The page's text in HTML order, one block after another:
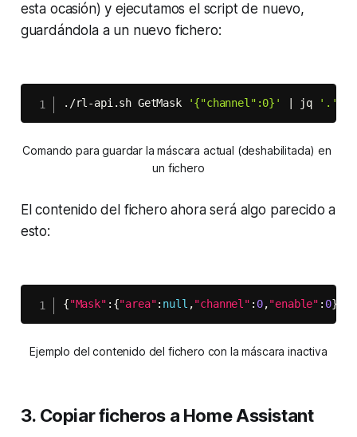
esta ocasión) y ejecutamos el scriptde nuevo,
guardándola a un nuevo fichero:
./rl-api.sh GetMask '{"channel":0}' jq '.'
Comando para guardar la máscara actual (deshabilitada) en
un fichero
El contenido del fichero ahora será algo parecido a
esto:
{"Mask" : {"area": null ,"channel" : 0,"enable" : 0}
Ejemplo del contenido del fichero con la máscara inactiva
3. Copiar ficheros a Home Assistant